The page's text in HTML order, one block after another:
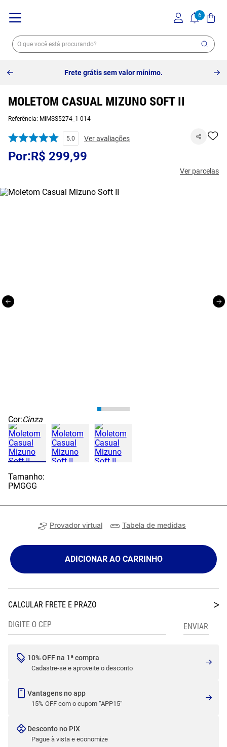
Frete grátis sem valor mínimo.
MOLETOM CASUAL MIZUNO SOFT II
Referência: MIMSS5274_1-014
5.0 Ver avaliações
R$ 299,99
Ver parcelas
Cor:Cinza
Tamanho:
PMGGG
Provador virtual Tabela de medidas
ADICIONAR AO CARRINHO
10% OFF na 1ª compra
Cadastre-se e aproveite o desconto
Vantagens no app
15% OFF com o cupom “APP15”
Desconto no PIX
Pague à vista e economize